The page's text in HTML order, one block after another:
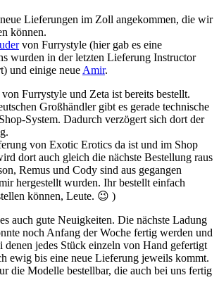
Lieferungen im Zoll angekommen, die wir
können.
von Furrystyle (hier gab es eine
wurden in der letzten Lieferung Instructor
und einige neue Amir.
Furrystyle und Zeta ist bereits bestellt.
Großhändler gibt es gerade technische
System. Dadurch verzögert sich dort der
von Exotic Erotics da ist und im Shop
dort auch gleich die nächste Bestellung raus
Remus und Cody sind aus gegangen
hergestellt wurden. Ihr bestellt einfach
können, Leute. 😉 )
auch gute Neuigkeiten. Die nächste Ladung
noch Anfang der Woche fertig werden und
denen jedes Stück einzeln von Hand gefertigt
ewig bis eine neue Lieferung jeweils kommt.
die Modelle bestellbar, die auch bei uns fertig